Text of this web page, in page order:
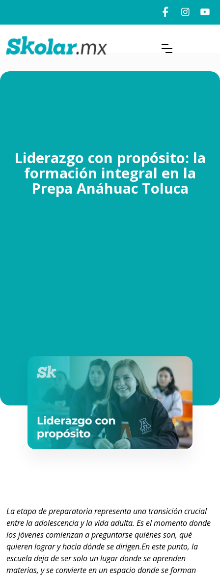
Liderazgo con propósito: la
formación integral en la
Prepa Anáhuac Toluca
La etapa de preparatoria representa una transición crucial
entre la adolescencia y la vida adulta. Es el momento donde
los jóvenes comienzan a preguntarse quiénes son, qué
quieren lograr y hacia dónde se dirigen.En este punto, la
escuela deja de ser solo un lugar donde se aprenden
materias, y se convierte en un espacio donde se forman